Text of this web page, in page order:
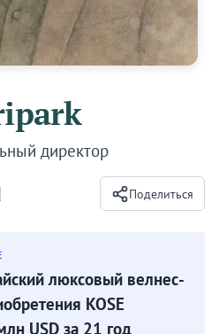
директор
Поделиться
люксовый велнес-
KOSE
USD за 21 год